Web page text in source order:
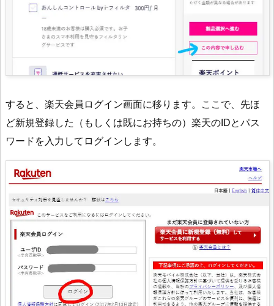
すると、楽天会員ログイン画面に移ります。ここで、先ほ
ど新規登録した（もしくは既にお持ちの）楽天のIDとパス
ワードを入力してログインします。